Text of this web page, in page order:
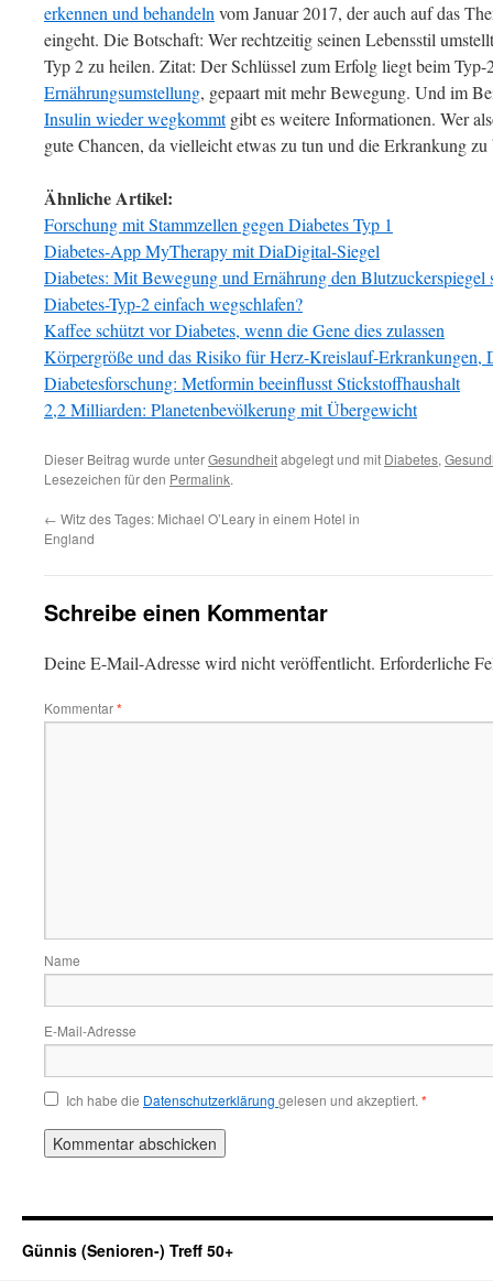
erkennen und behandeln vom Januar 2017, der auch auf das
eingeht. Die Botschaft: Wer rechtzeitig seinen Lebensstil
Typ 2 zu heilen. Zitat: Der Schlüssel zum Erfolg liegt beim Typ-
Ernährungsumstellung, gepaart mit mehr Bewegung. Und im
Insulin wieder wegkommtgibt es weitere Informationen. Wer
gute Chancen, da vielleicht etwas zu tun und die Erkrankung zu
Ähnliche Artikel:
Forschung mit Stammzellen gegen Diabetes Typ 1
Diabetes-App MyTherapy mit DiaDigital-Siegel
Diabetes: Mit Bewegung und Ernährung den Blutzuckerspiegel
Diabetes-Typ-2 einfach wegschlafen?
Kaffee schützt vor Diabetes, wenn die Gene dies zulassen
Körpergröße und das Risiko für Herz-Kreislauf-Erkrankungen,
Diabetesforschung: Metformin beeinflusst Stickstoffhaushalt
2,2 Milliarden: Planetenbevölkerung mit Übergewicht
Dieser Beitrag wurde unterGesundheitabgelegt und mit Diabetes,
Lesezeichen für den Permalink.
← Witz des Tages: Michael O’Leary in einem Hotel in
England
Schreibe einen Kommentar
Deine E-Mail-Adresse wird nicht veröffentlicht. Erforderliche
Kommentar*
Name
E-Mail-Adresse
Ich habe die Datenschutzerklärung gelesen und akzeptiert. *
Günnis (Senioren-) Treff 50+